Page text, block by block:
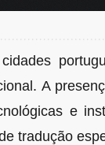
A
e
tradução